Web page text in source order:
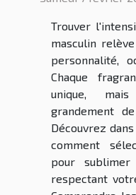
Trouver
masculin
personnalité,
Chaque
unique,
grandement
Découvrez
comment
pour
respectant